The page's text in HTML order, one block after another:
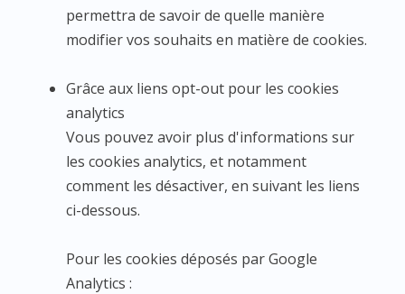
permettra de savoir de quelle manière
modifier vos souhaits en matière de cookies.
Grâce aux liens opt-out pour les cookies
analytics
Vous pouvez avoir plus d'informations sur
les cookies analytics, et notamment
comment les désactiver, en suivant les liens
ci-dessous.
Pour les cookies déposés par Google
Analytics :